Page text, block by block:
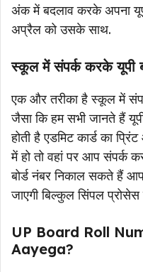
अंक में बदलाव करके अपना
अप्रैल को उसके साथ.
स्कूल में संपर्क करके यूपी
एक और तरीका है स्कूल में
जैसा कि हम सभी जानते हैं
होती है एडमिट कार्ड का
में हो तो वहां पर आप संपर्क
बोर्ड नंबर निकाल सकते हैं
जाएगी बिल्कुल सिंपल प्रोसेस
UP Board Roll
Aayega?